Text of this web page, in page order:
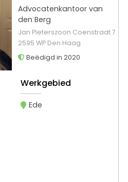
Advocatenkantoor van
den Berg
Jan Pieterszoon Coenstraat 7
2595 WP Den Haag
Beëdigd in 2020
Werkgebied
Ede